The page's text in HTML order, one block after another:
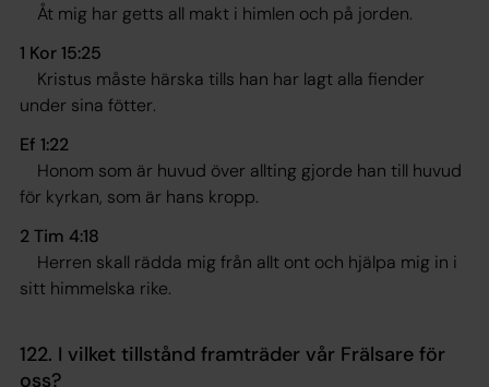
Åt mig har getts all makt i himlen och på jorden.
1 Kor 15:25
Kristus måste härska tills han har lagt alla fiender
under sina fötter.
Ef 1:22
Honom som är huvud över allting gjorde han till huvud
för kyrkan, som är hans kropp.
2 Tim 4:18
Herren skall rädda mig från allt ont och hjälpa mig in i
sitt himmelska rike.
122. I vilket tillstånd framträder vår Frälsare för
oss?